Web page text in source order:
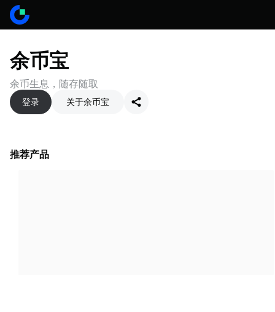
余币宝
余币生息，随存随取
登录 关于余币宝
推荐产品